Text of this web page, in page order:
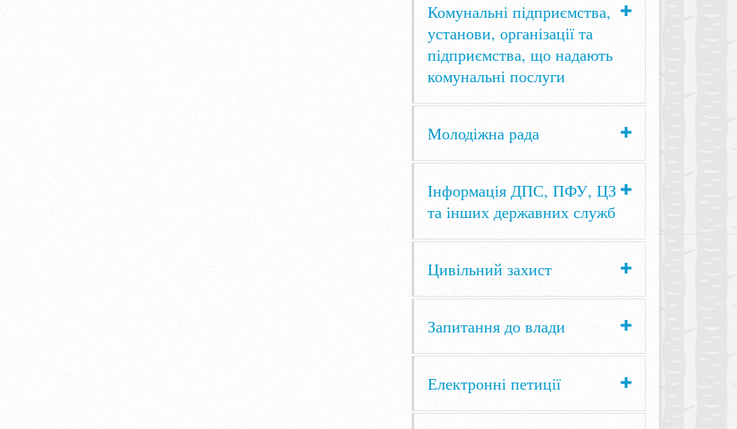
Комунальні підприємства,
установи, організації та
підприємства, що надають
комунальні послуги
Молодіжна рада
Інформація ДПС, ПФУ, ЦЗ
та інших державних служб
Цивільний захист
Запитання до влади
Електронні петиції